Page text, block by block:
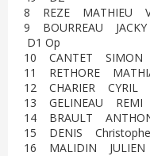
8 REZE MATHIEU
9 BOURREAU JACKY
D1 Op
10 CANTET SIMON
11 RETHORE
12 CHARIER CYRIL
13 GELINEAU REMI
14 BRAULT
15 DENIS
16 MALIDIN JULIEN